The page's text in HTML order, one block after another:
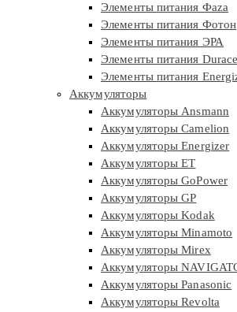
Элементы питания Фaza
Элементы питания Фотон
Элементы питания ЭРА
Элементы питания
Элементы питания
Аккумуляторы
Аккумуляторы Ansmann
Аккумуляторы Camelion
Аккумуляторы Energizer
Аккумуляторы ET
Аккумуляторы GoPower
Аккумуляторы GP
Аккумуляторы Kodak
Аккумуляторы Minamoto
Аккумуляторы Mirex
Аккумуляторы
Аккумуляторы Panasonic
Аккумуляторы Revolta